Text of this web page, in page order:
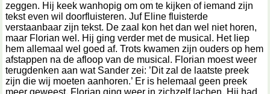
zeggen. Hij keek wanhopig om om te kijken of iemand zijn
tekst even wil doorfluisteren. Juf Eline fluisterde
verstaanbaar zijn tekst. De zaal kon het dan wel niet horen,
maar Florian wel. Hij ging verder met de musical. Het liep
hem allemaal wel goed af. Trots kwamen zijn ouders op hem
afstappen na de afloop van de musical. Florian moest weer
terugdenken aan wat Sander zei: ’Dit zal de laatste preek
zijn die wij moeten aanhoren.’ Er is helemaal geen preek
meer geweest. Florian ging weer in zichzelf lachen. Hij had